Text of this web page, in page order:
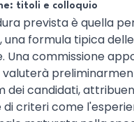
titoli e colloquio
prevista è quella
, una formula tipica
Una commissione
dei candidati,
di criteri come